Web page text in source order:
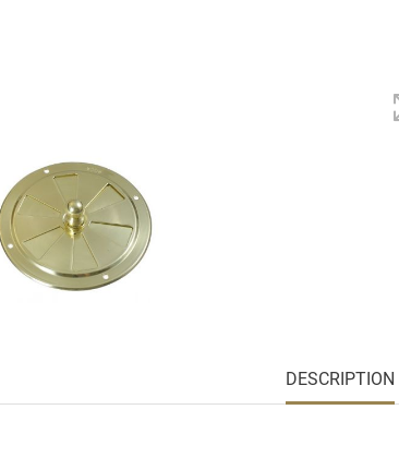
DESCRIPTION